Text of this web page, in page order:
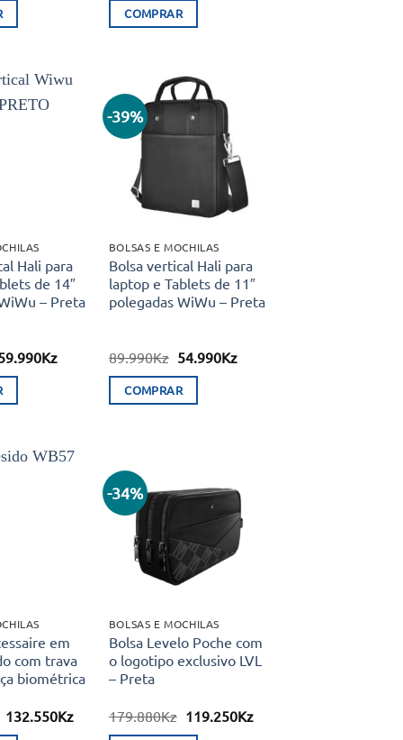
era:
COMPRAR
Hali para
de 14″
– Preta
KzO
-39%
aos meus
desejos
BOLSAS E MOCHILAS
Bolsa vertical Hali para
laptop e Tablets de 11″
polegadas WiWu – Preta
89.990Kz O
original
era:
54.990KzO
COMPRAR
em
com trava
biométrica
O
132.550KzO
-34%
Adicionar
aos meus
desejos
BOLSAS E MOCHILAS
Bolsa Levelo Poche com
o logotipo exclusivo LVL
– Preta
179.880Kz O
119.250KzO